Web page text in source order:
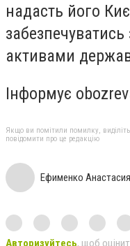
надасть його
активами
Інформує
Якщо ви помітили помилку,
повідомити про це редакцію
Ефименко Анастасия
Авторизуйтесь, щоб